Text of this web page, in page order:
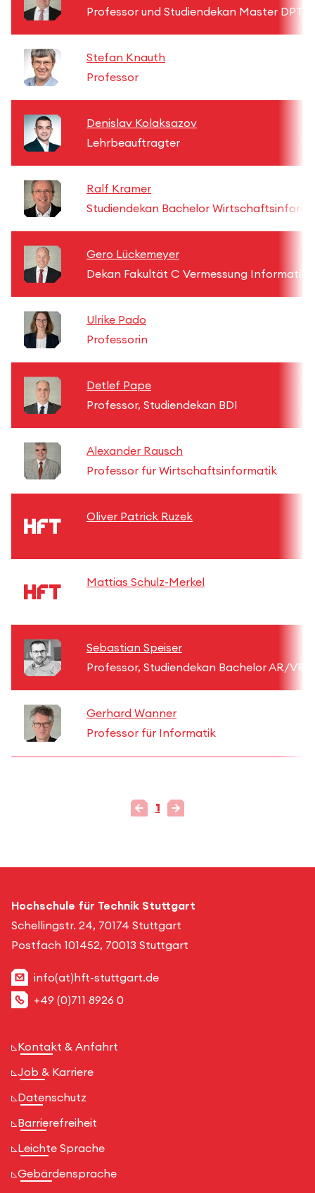
Professor und Studiendekan Master DPT
Stefan Knauth
Professor
Denislav Kolaksazov
Lehrbeauftragter
Ralf Kramer
Studiendekan Bachelor
Gero Lückemeyer
Dekan Fakultät C Vermessung Informatik
Ulrike Pado
Professorin
Detlef Pape
Professor, Studiendekan BDI
Alexander Rausch
Professor für Wirtschaftsinformatik
Oliver Patrick Ruzek
Mattias Schulz-Merkel
Sebastian Speiser
Professor, Studiendekan Bachelor AR/VR-
Gerhard Wanner
Professor für Informatik
1
Hochschule für Technik Stuttgart
Schellingstr. 24, 70174 Stuttgart
Postfach 101452, 70013 Stuttgart
info(at)hft-stuttgart.de
+49 (0)711 8926 0
Kontakt & Anfahrt
Job & Karriere
Datenschutz
Barrierefreiheit
Leichte Sprache
Gebärdensprache